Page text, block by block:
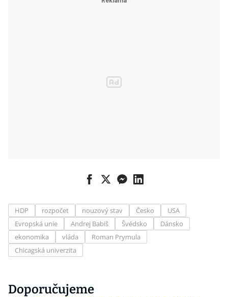
HDP rozpočet nouzový stav Česko
USA
Evropská unie
Andrej Babiš Švédsko
Dánsko
ekonomika
vláda
Roman Prymula
Chicagská univerzita
Doporučujeme